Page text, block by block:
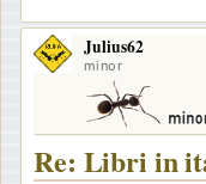
Julius62
minor
Re: Libri in